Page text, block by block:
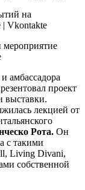
на
| Vkontakte
амбассадора
проект
выставки.
лекцией от
Рота. Он
с такими
Living Divani,
собственной